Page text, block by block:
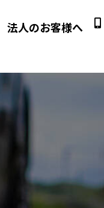
法人のお客様へ